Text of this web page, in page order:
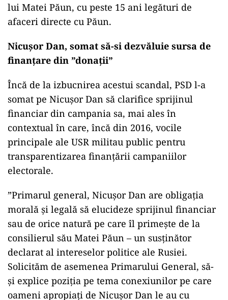
lui Matei Păun, cu peste 15 ani legături de
afaceri directe cu Păun.
Nicușor Dan, somat să-si dezvăluie sursa de
finanțare din ”donații”
Încă de la izbucnirea acestui scandal, PSD l-a
somat pe Nicușor Dan să clarifice sprijinul
financiar din campania sa, mai ales în
contextual în care, încă din 2016, vocile
principale ale USR militau public pentru
transparentizarea finanțării campaniilor
electorale.
”Primarul general, Nicușor Dan are obligația
morală și legală să elucideze sprijinul financiar
sau de orice natură pe care îl primește de la
consilierul său Matei Păun – un susținător
declarat al intereselor politice ale Rusiei.
Solicităm de asemenea Primarului General, să-
și explice poziția pe tema conexiunilor pe care
oameni apropiați de Nicușor Dan le au cu